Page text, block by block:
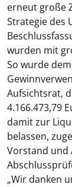
erneut große
Strategie des
wurden mit
So wurde
Aufsichtsrat,
4.166.473,79
damit zur
belassen,
Vorstand und
„Wir danken